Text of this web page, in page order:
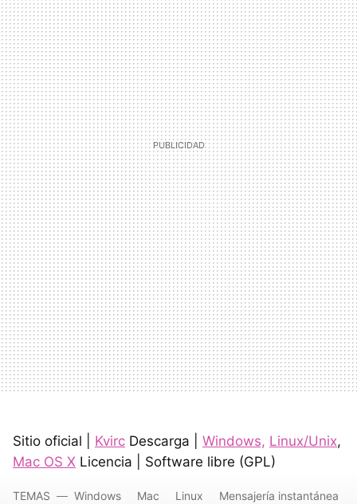
Sitio oficial | Kvirc Descarga | Windows, Linux/Unix,
Mac OS X Licencia | Software libre (GPL)
TEMAS Windows Mac Linux Mensajería instantánea